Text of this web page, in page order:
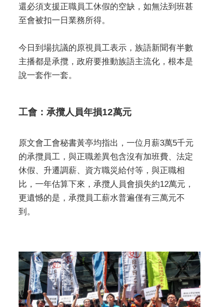
還必須支援正職員工休假的空缺，如無法到班甚
至會被扣一日業務所得。
今日到場抗議的原視員工表示，族語新聞有半數
主播都是承攬，政府要推動族語主流化，根本是
說一套作一套。
工會：承攬人員年損12萬元
原文會工會秘書黃亭均指出，一位月薪3萬5千元
的承攬員工，與正職差異包含沒有加班費、法定
休假、升遷調薪、資方職災給付等，與正職相
比，一年估算下來，承攬人員會損失約12萬元，
更遺憾的是，承攬員工薪水普遍僅有三萬元不
到。